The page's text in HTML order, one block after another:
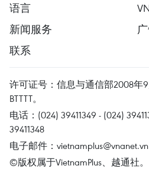
语言
新闻服务
联系
许可证号：信息与通信部2008年9
BTTTT。
电话：(024) 39411349 - (024)
39411348
电子邮件： vietnamplus@vnanet.vn
©版权属于VietnamPlus、越通社